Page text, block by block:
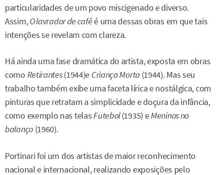
particularidades de um povo miscigenado e diverso.
Assim,O lavrador de caféé uma dessas obras em que tais
intenções se revelam com clareza.
Há ainda uma fase dramática do artista, exposta em obras
como Retirantes(1944)e Criança Morta (1944). Mas seu
trabalho também exibe uma faceta lírica e nostálgica, com
pinturas que retratam a simplicidade e doçura da infância,
como exemplo nas telasFutebol(1935) eMeninos no
balanço(1960).
Portinari foi um dos artistas de maior reconhecimento
nacional e internacional, realizando exposições pelo